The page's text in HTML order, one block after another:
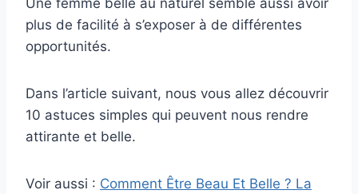
Une femme belle au naturel semble aussi avoir
plus de facilité à s’exposer à de différentes
opportunités.
Dans l’article suivant, nous vous allez découvrir
10 astuces simples qui peuvent nous rendre
attirante et belle.
Voir aussi : Comment Être Beau Et Belle ? La